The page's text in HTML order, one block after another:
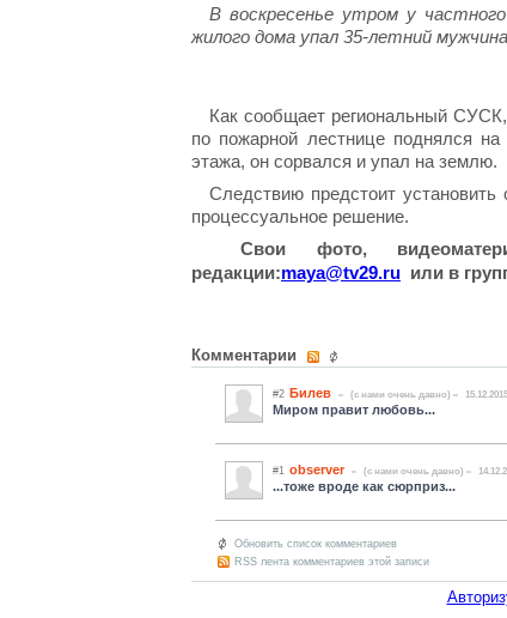
В воскресенье утром у
жилого дома упал 35-летний
Как сообщает региональный
по пожарной лестнице поднялся
этажа, он сорвался и упал на землю.
Следствию предстоит
процессуальное решение.
Свои фото,
редакции:maya@tv29.ru или в
Комментарии
#2 Билев (c нами очень давно)
Миром правит любовь...
#1 observer (c нами очень давно)
...тоже вроде как сюрприз...
Обновить список комментариев
RSS лента комментариев этой записи